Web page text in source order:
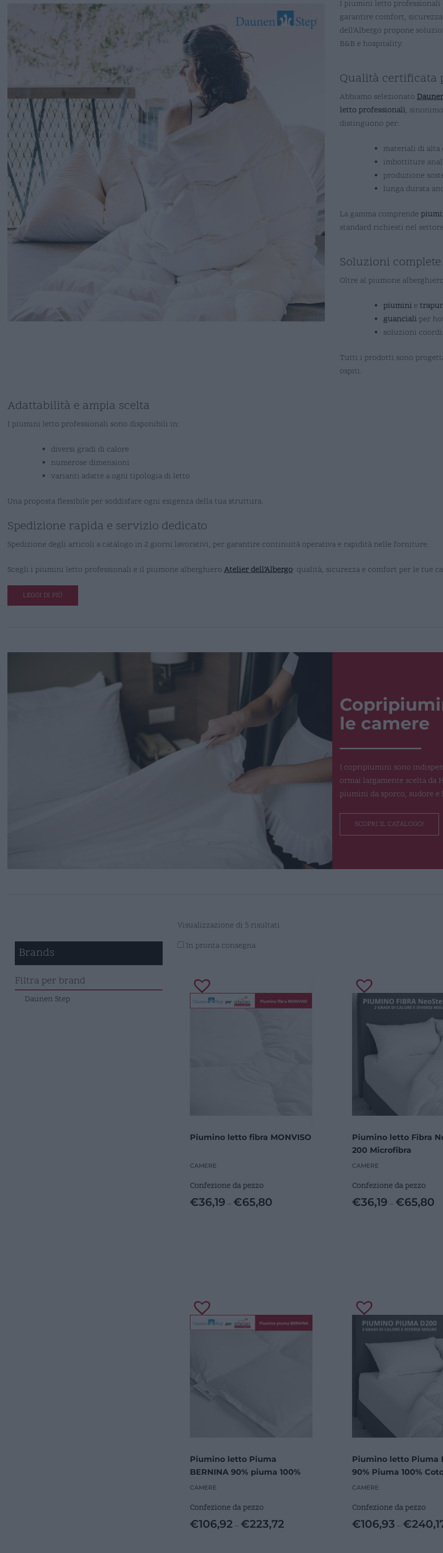
I piumini letto professionali
garantire comfort,
dell’Albergo propone
B&B e hospitality.
Qualità certificata
Abbiamo selezionato
letto professionali,
distinguono per:
materiali di alta
imbottiture
produzione
lunga durata
La gamma comprende
standard richiesti nel
Soluzioni
Oltre al piumone
piumini e
guanciali per
soluzioni
Tutti i prodotti sono
ospiti.
Adattabilità e ampia scelta
I piumini letto professionali sono disponibili in:
diversi gradi di calore
numerose dimensioni
varianti adatte a ogni tipologia di letto
Una proposta flessibile per soddisfare ogni esigenza della tua struttura.
Spedizione rapida e servizio dedicato
Spedizione degli articoli a catalogo in 2 giorni lavorativi, per garantire continuità operativa e rapidità nelle forniture.
Scegli i piumini letto professionali e il piumone alberghiero Atelier dell’Albergo: qualità, sicurezza e comfort per le tue
LEGGI DI PIÙ
le camere
I copripiumini sono
ormai largamente scelta
piumini da sporco, sudore
SCOPRI IL CATALOGO!
Visualizzazione di 5 risultati
In pronta consegna
Piumino letto fibra MONVISO
CAMERE
Confezione da pezzo
€36,19 – €65,80
Piumino letto Fibra
200 Microfibra
CAMERE
Confezione da pezzo
€36,19 – €65,80
Piumino letto Piuma
BERNINA 90% piuma 100%
Cotone
CAMERE
Confezione da pezzo
€106,92 – €223,72
Piumino letto Piuma
90% Piuma 100%
CAMERE
Confezione da pezzo
€106,93 – €
Brands
Filtra per brand
Daunen Step